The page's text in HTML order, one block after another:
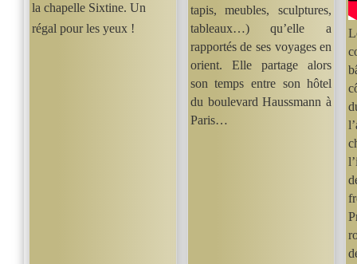
la chapelle Sixtine. Un
régal pour les yeux !
tapis, meubles, sculptures,
tableaux…) qu’elle a
rapportés de ses voyages en
orient. Elle partage alors
son temps entre son hôtel
du boulevard Haussmann à
Paris…